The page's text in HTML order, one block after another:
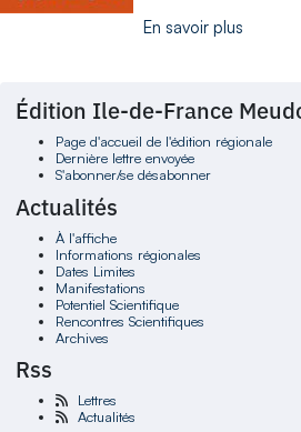
En savoir plus
Édition Ile-de-France
Page d'accueil de l'édition régionale
Dernière lettre envoyée
S'abonner/se désabonner
Actualités
À l'affiche
Informations régionales
Dates Limites
Manifestations
Potentiel Scientifique
Rencontres Scientifiques
Archives
Rss
Lettres
Actualités